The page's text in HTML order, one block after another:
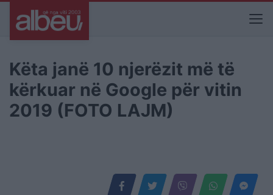
Këta janë 10 njerëzit më të
kërkuar në Google për vitin
2019 (FOTO LAJM)